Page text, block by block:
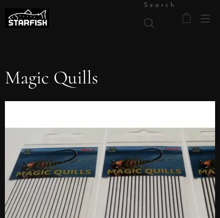
Search
Magic Quills